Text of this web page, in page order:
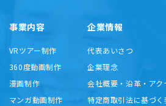
事業内容
VRツアー制作
360度動画制作
漫画制作
マンガ動画制作
企業情報
代表あいさつ
企業理念
会社概要・沿革・アク
特定商取引法に基づ